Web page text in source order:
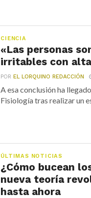
CIENCIA
«Las personas
irritables con
POREL LORQUINO REDACCIÓN
A esa conclusión ha
Fisiología tras realizar un
ÚLTIMAS NOTICIAS
¿Cómo bucean
nueva teoría
hasta ahora